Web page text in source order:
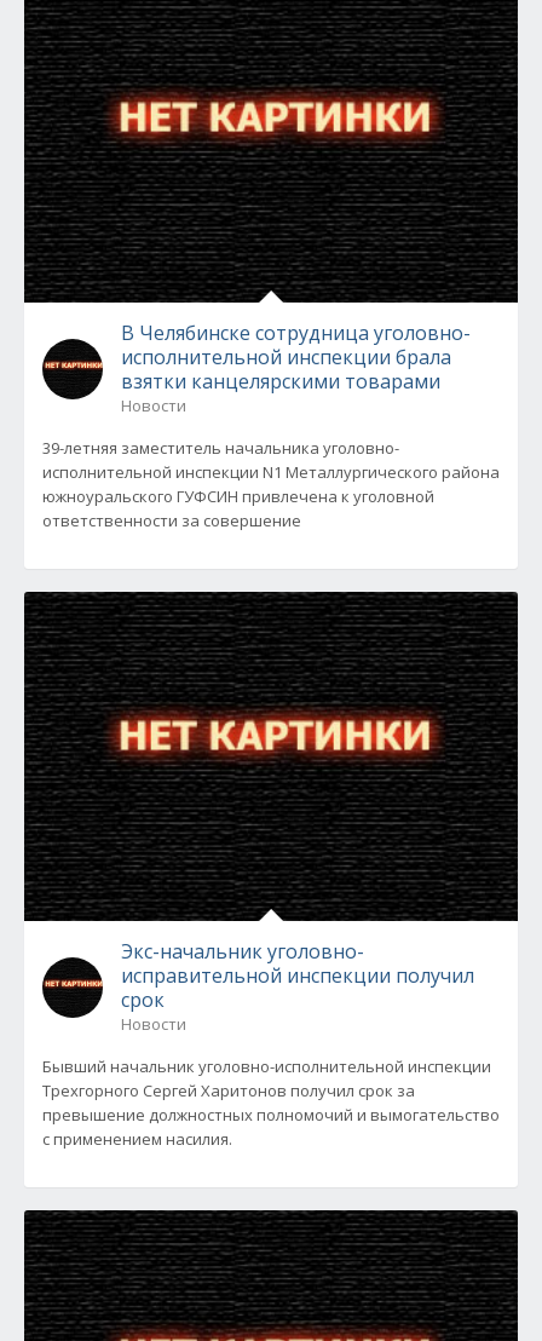
В Челябинске сотрудница уголовно-
исполнительной инспекции брала
взятки канцелярскими товарами
Новости
39-летняя заместитель начальника уголовно-
исполнительной инспекции N1 Металлургического района
южноуральского ГУФСИН привлечена к уголовной
ответственности за совершение
Экс-начальник уголовно-
исправительной инспекции получил
срок
Новости
Бывший начальник уголовно-исполнительной инспекции
Трехгорного Сергей Харитонов получил срок за
превышение должностных полномочий и вымогательство
с применением насилия.